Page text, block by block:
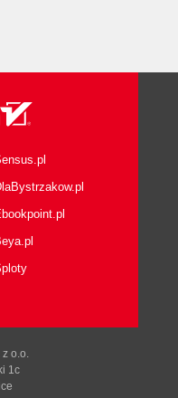
o.o.
1c